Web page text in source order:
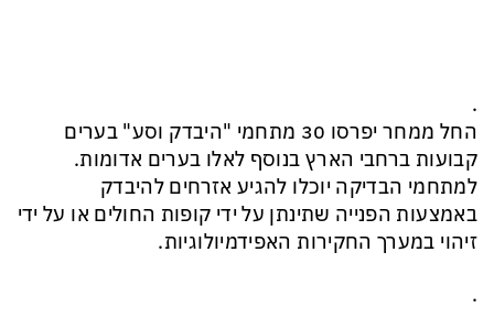
.
החל ממחר יפרסו 30 מתחמי "היבדק וסע" בערים
קבועות ברחבי הארץ בנוסף לאלו בערים אדומות.
למתחמי הבדיקה יוכלו להגיע אזרחים להיבדק
באמצעות הפנייה שתינתן על ידי קופות החולים או על ידי
זיהוי במערך החקירות האפידמיולוגיות.
.